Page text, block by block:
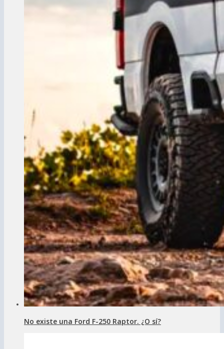
No existe una Ford F-250 Raptor. ¿O sí?